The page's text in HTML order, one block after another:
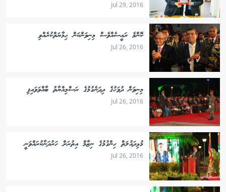
Jul 29, 2016
ކޮންމެ ރައީސެއްވެސް މިނިވަންކަން ޙިމާޔަތްކުރެއްވި
Jul 26, 2016
މިނިވަން ދުވަހުގެ ދިދަނެގުމުގެ ރަސްމިއްޔާތު ބާއްވަވައިފި
Jul 26, 2016
މުޅިދައުލަތް ހިންގުމުގެ ނިޒާމް އިތުރަށް ހަރުދަނާކުރައްވަނީ
Jul 26, 2016